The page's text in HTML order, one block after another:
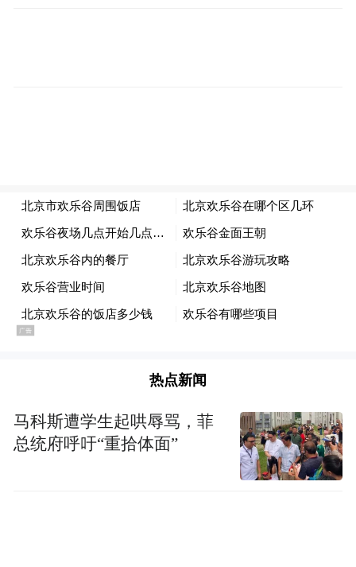
市共同办一所学校，从协同发展的角度来
说，促进通州区和三河市教育的高质量发
展。” 北京潞河中学三河校区校长孟洪峰说
道。
三河初印象：一体化发展标杆
观摩北京潞河中学三河校区、北京实验学校
代表还走访了京唐城际铁路三河段施工现
场、燕达医院、燕达金色年华养护中心、三
热点新闻
马科斯遭学生起哄辱骂，菲
总统府呼吁“重拾体面”